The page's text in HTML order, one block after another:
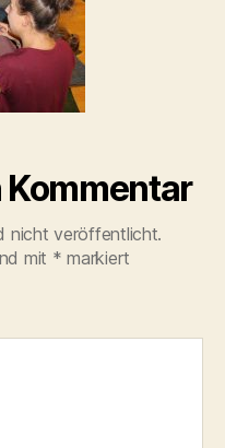
Kommentar
nicht veröffentlicht.
mit * markiert